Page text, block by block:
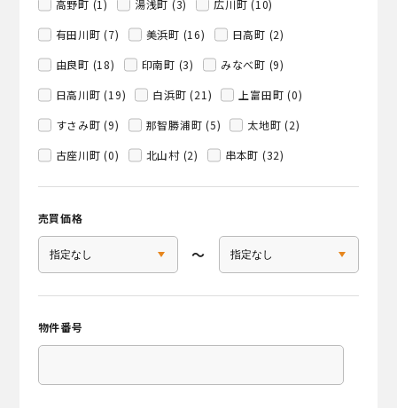
高野町 (1)
湯浅町 (3)
広川町 (10)
有田川町 (7)
美浜町 (16)
日高町 (2)
由良町 (18)
印南町 (3)
みなべ町 (9)
日高川町 (19)
白浜町 (21)
上富田町 (0)
すさみ町 (9)
那智勝浦町 (5)
太地町 (2)
古座川町 (0)
北山村 (2) 串本町 (32)
売買価格
〜
物件番号